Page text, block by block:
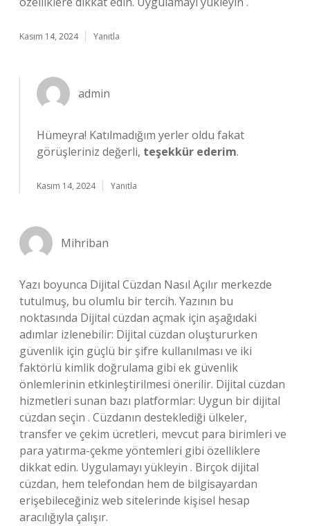
Kasım 14, 2024 Yanıtla
admin
Hümeyra! Katılmadığım yerler oldu fakat
görüşleriniz değerli, teşekkür ederim.
Kasım 14, 2024 Yanıtla
Mihriban
Yazı boyunca Dijital Cüzdan Nasıl Açılır merkezde
tutulmuş, bu olumlu bir tercih. Yazının bu
noktasında Dijital cüzdan açmak için aşağıdaki
adımlar izlenebilir: Dijital cüzdan oluştururken
güvenlik için güçlü bir şifre kullanılması ve iki
faktörlü kimlik doğrulama gibi ek güvenlik
önlemlerinin etkinleştirilmesi önerilir. Dijital cüzdan
hizmetleri sunan bazı platformlar: Uygun bir dijital
cüzdan seçin . Cüzdanın desteklediği ülkeler,
transfer ve çekim ücretleri, mevcut para birimleri ve
para yatırma-çekme yöntemleri gibi özelliklere
dikkat edin. Uygulamayı yükleyin . Birçok dijital
cüzdan, hem telefondan hem de bilgisayardan
erişebileceğiniz web sitelerinde kişisel hesap
aracılığıyla çalışır.